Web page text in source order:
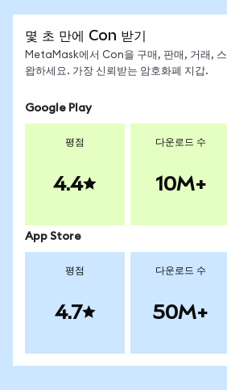
몇 초 만에 Con 받기
MetaMask에서 Con을 구매, 판매, 거래, 스
왑하세요. 가장 신뢰받는 암호화폐 지갑.
Google Play
평점
4.4
다운로드 수
10M+
App Store
평점
4.7
다운로드 수
50M+